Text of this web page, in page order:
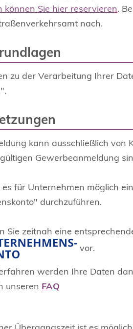
können Sie hier reservieren.
nach.
zu der Verarbeitung Ihrer
kann ausschließlich von
Gewerbeanmeldung
für Unternehmen möglich
durchzuführen.
Sie zeitnah eine
vor.
werden Ihre Daten
unseren FAQ